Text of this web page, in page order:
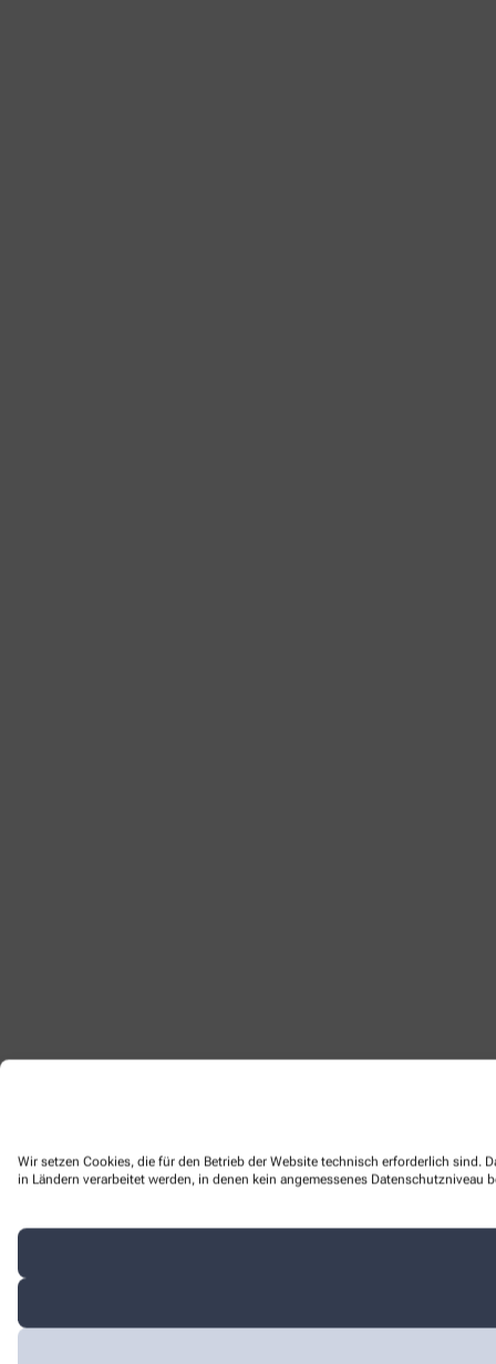
Wir setzen Cookies, die für den Betrieb der Website technisch erforderlich sind.
in Ländern verarbeitet werden, in denen kein angemessenes